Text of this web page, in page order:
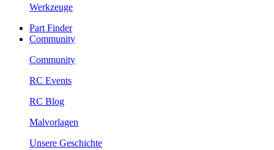
Werkzeuge
Part Finder
Community
Community
RC Events
RC Blog
Malvorlagen
Unsere Geschichte